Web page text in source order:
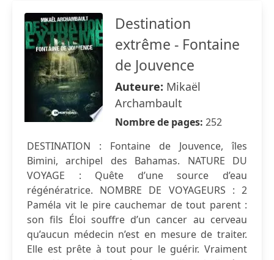
Destination
extrême - Fontaine
de Jouvence
Auteure: Mikaël
Archambault
Nombre de pages: 252
DESTINATION : Fontaine de Jouvence, îles
Bimini, archipel des Bahamas. NATURE DU
VOYAGE : Quête d’une source d’eau
régénératrice. NOMBRE DE VOYAGEURS : 2
Paméla vit le pire cauchemar de tout parent :
son fils Éloi souffre d’un cancer au cerveau
qu’aucun médecin n’est en mesure de traiter.
Elle est prête à tout pour le guérir. Vraiment